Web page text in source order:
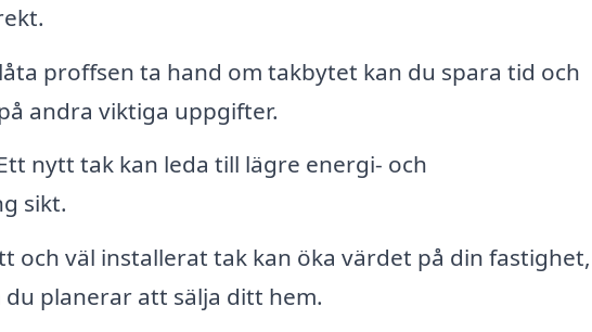
proffsen ta hand om takbytet kan du spara tid och
andra viktiga uppgifter.
nytt tak kan leda till lägre energi- och
sikt.
och väl installerat tak kan öka värdet på din fastighet,
planerar att sälja ditt hem.